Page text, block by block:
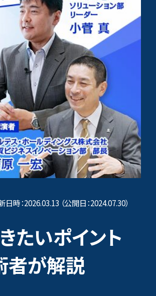
アジャイル開発テスト支援
アジャイル開発テスト支援
DX支援
AIプロダクト品質向上支援
ローコード開発品質向上支援
テスト自動化支援
取得支援 e-ラーニング
時：2026.03.13 （公開日：2024.07.30）
たいポイント
者が解説